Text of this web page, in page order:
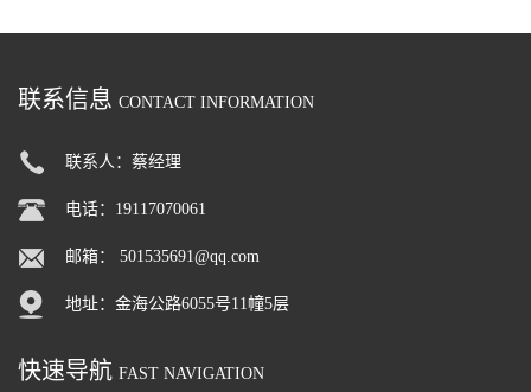
联系信息 CONTACT INFORMATION
联系人：蔡经理
电话：19117070061
邮箱： 501535691@qq.com
地址：金海公路6055号11幢5层
快速导航 FAST NAVIGATION